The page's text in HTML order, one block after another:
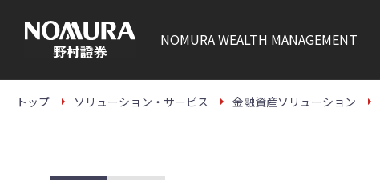
本
NOMURAWEALTH MANAGEMENT
トップ ソリューション・サービス 金融資産ソリューション